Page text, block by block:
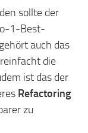
sollte der
1-Best-
auch das
die
ist das der
Refactoring
zu